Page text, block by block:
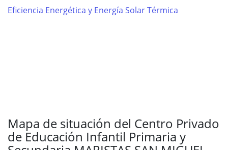
Eficiencia Energética y Energía Solar Térmica
Mapa de situación del Centro Privado
de Educación Infantil Primaria y